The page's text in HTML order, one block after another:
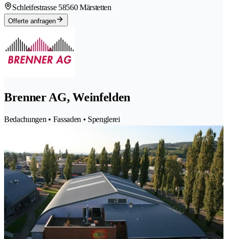
Schleifestrasse 58560 Märstetten
Offerte anfragen
Brenner AG, Weinfelden
Bedachungen • Fassaden • Spenglerei